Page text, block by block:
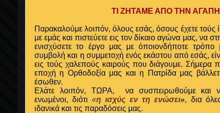
ΤΙ ΖΗΤΑΜΕ ΑΠΟ ΤΗΝ
Παρακαλούμε λοιπόν, όλους εσάς, όσους έχετε τούς
με εμάς και πιστεύετε εις τον δίκαιο αγώνα μας, να
ενισχύσετε το έργο μας με όποιονδήποτε
συμβολή και η συμμετοχή ενός εκάστου από εσάς,
εις τούς χαλεπούς καιρούς που διάγουμε. Σήμερα
εποχή η Ορθοδοξία μας και η Πατρίδα μας
έσωθεν.
Ελάτε λοιπόν,
ΤΩΡΑ,
να συσπειρωθούμε και
ενωμένοι,διότι«η ισχύς εν τη ενώσει», δια
ιδανικά και τις παραδόσεις μας.